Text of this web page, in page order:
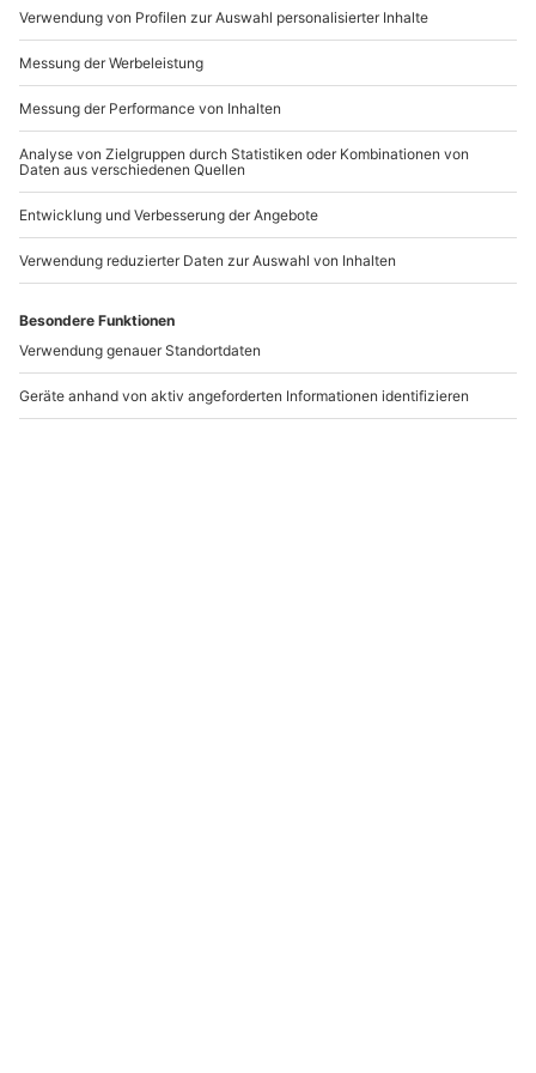
Artikelnummer:37031
Andere Produkte entdecken
-15% CLUB DEAL
Spa Oasen
Wildeshausen
Wildeshausen
-15% CLUB DEAL
Bremen